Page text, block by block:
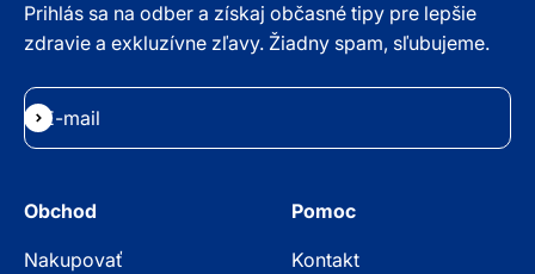
Prihlás sa na odber a získaj občasné tipy pre lepšie
zdravie a exkluzívne zľavy. Žiadny spam, sľubujeme.
E-mail
Odoberať
Obchod
Nakupovať
Pomoc
Kontakt